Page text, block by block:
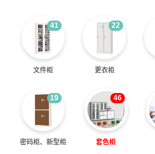
41
文件柜
22
更衣柜
19
密码柜、新型柜
46
套色柜